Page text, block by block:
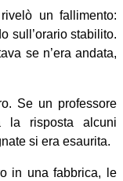
un fallimento:
sull’orario stabilito.
se n’era andata,
Se un professore
la risposta alcuni
si era esaurita.
in una fabbrica, le